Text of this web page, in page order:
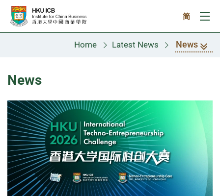
Skip to main content
简
Home Latest News News
News